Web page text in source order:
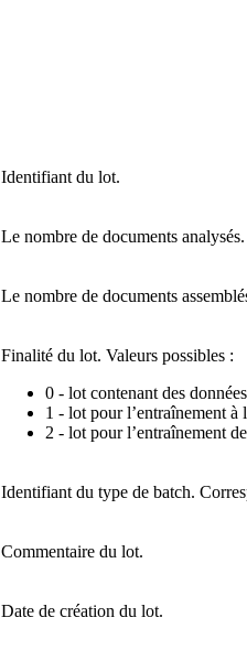
Identifiant du lot.
Le nombre de documents analysés.
Le nombre de documents
Finalité du lot. Valeurs possibles :
0 - lot contenant des données
1 - lot pour l’entraînement
2 - lot pour l’entraînement
Identifiant du type de batch.
Commentaire du lot.
Date de création du lot.